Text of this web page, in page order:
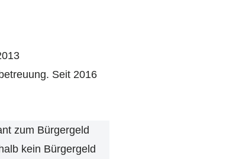
Seit 2016
zum Bürgergeld
kein Bürgergeld